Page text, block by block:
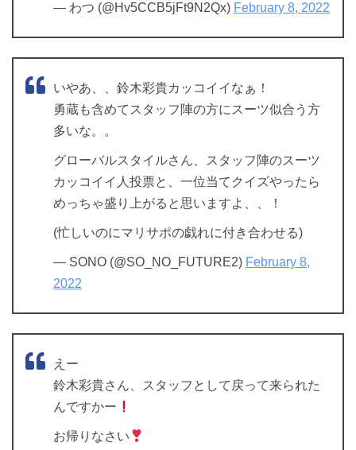
— わつ (@Hv5CCB5jFt9N2Qx) February 8, 2022
いやあ、、鈴木彩貴カッコイイなぁ！
勇蔵も含めてスタッフ陣の方にスーツ似合う方
多いな。。
グローバルスタイルさん、スタッフ陣のスーツ
カッコイイ人投票と、一位当てクイズやったら
めっちゃ盛り上がると思いますよ、、！
(忙しいのにマリサポの戯れに付き合わせる)
— SONO (@SO_NO_FUTURE2) February 8,
2022
えー
鈴木彩貴さん、スタッフとして戻って来られた
んですかー
お帰りなさい